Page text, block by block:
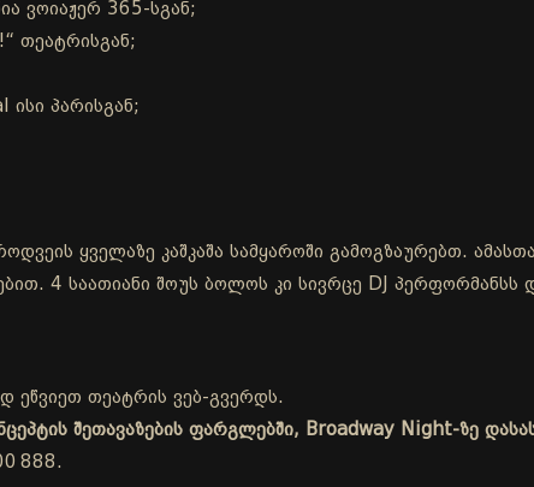
ვოიაჟერ 365-სგან;
თეატრისგან;
პარისგან;
ყველაზე კაშკაშა სამყაროში გამოგზაურებთ.
4 საათიანი შოუს ბოლოს კი სივრცე DJ პერფორმანსს
ეწვიეთ თეატრის ვებ-გვერდს.
შეთავაზების ფარგლებში, Broadway Night-ზე
888.